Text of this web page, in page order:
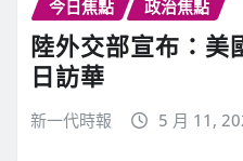
今日焦點 政治焦點
陸外交部宣布：美
日訪華
新一代時報 5 月 11,